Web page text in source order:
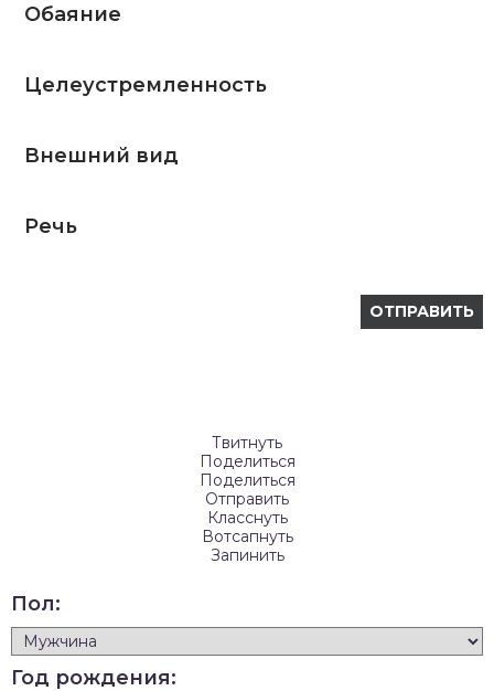
Обаяние
Целеустремленность
Внешний вид
Речь
Твитнуть
Поделиться
Поделиться
Отправить
Класснуть
Вотсапнуть
Запинить
Пол:
Год рождения: